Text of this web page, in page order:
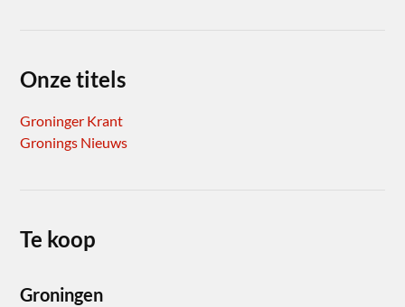
Onze titels
Groninger Krant
Gronings Nieuws
Te koop
Groningen